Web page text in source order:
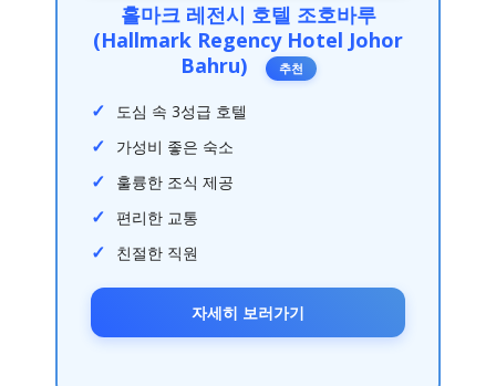
홀마크 레전시 호텔 조호바루
(Hallmark Regency Hotel Johor
Bahru)
추천
도심 속 3성급 호텔
가성비 좋은 숙소
훌륭한 조식 제공
편리한 교통
친절한 직원
자세히 보러가기